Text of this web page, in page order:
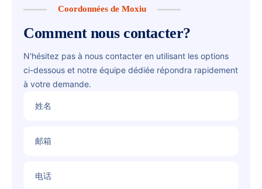
Coordonnées de Moxiu
Comment nous contacter?
N'hésitez pas à nous contacter en utilisant les options
ci-dessous et notre équipe dédiée répondra rapidement
à votre demande.
姓名
邮箱
电话